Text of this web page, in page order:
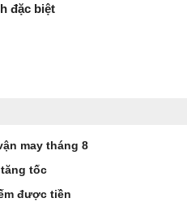
đặc biệt
may tháng 8
tốc
được tiền